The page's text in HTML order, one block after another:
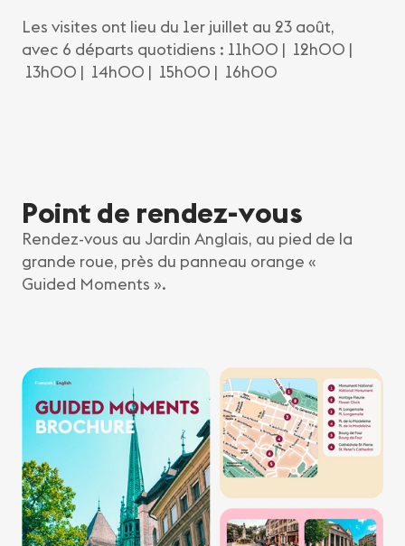
Les visites ont lieu du 1er juillet au 23 août,
avec 6 départs quotidiens : 11h00 | 12h00 |
13h00 | 14h00 | 15h00 | 16h00
Point de rendez-vous
Rendez-vous au Jardin Anglais, au pied de la
grande roue, près du panneau orange «
Guided Moments ».